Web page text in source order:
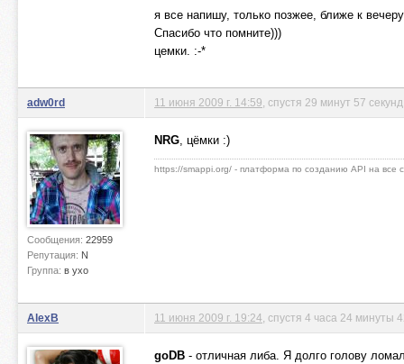
я все напишу, только позжее, ближе к
Спасибо что помните)))
цемки. :-*
adw0rd
Сообщения: 22959
Репутация: N
Группа: в ухо
11 июня 2009 г. 14:59 , спустя 29 минут 57 секунд
NRG, цёмки :)
https://smappi.org/ - платформа по созданию API на все
AlexB 11 июня 2009 г. 19:24 , спустя 4 часа 24 минуты
goDB - отличная либа. Я долго голову